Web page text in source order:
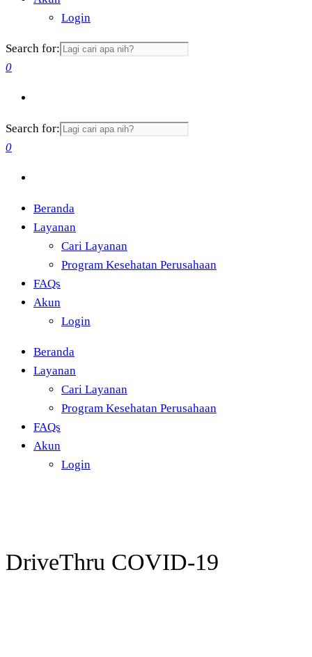
Login
Search for:
0
Search for:
0
Beranda
Layanan
Cari Layanan
Program Kesehatan Perusahaan
FAQs
Akun
Login
Beranda
Layanan
Cari Layanan
Program Kesehatan Perusahaan
FAQs
Akun
Login
DriveThru COVID-19